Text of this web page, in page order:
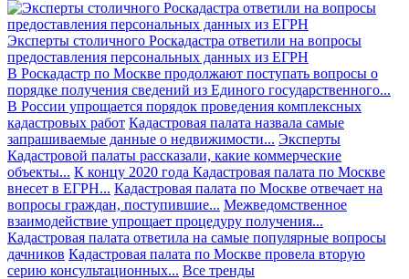
Эксперты столичного Роскадастра ответили на вопросы
предоставления персональных данных из ЕГРН
В Роскадастр по Москве продолжают поступать вопросы о
порядке получения сведений из Единого государственного...
В России упрощается порядок проведения комплексных
кадастровых работ Кадастровая палата назвала самые
запрашиваемые данные о недвижимости... Эксперты
Кадастровой палаты рассказали, какие коммерческие
объекты... К концу 2020 года Кадастровая палата по Москве
внесет в ЕГРН... Кадастровая палата по Москве отвечает на
вопросы граждан, поступившие... Межведомственное
взаимодействие упрощает процедуру получения...
Кадастровая палата ответила на самые популярные вопросы
дачников Кадастровая палата по Москве провела вторую
серию консультационных... Все тренды